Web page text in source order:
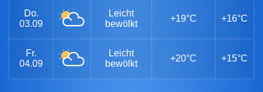
Do.
03.09
Leicht
bewölkt
+19°C +16°C
Fr.
04.09
Leicht
bewölkt
+20°C +15°C